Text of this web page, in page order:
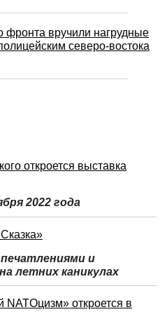
фронта вручили нагрудные
северо-востока
откроется выставка
2022 года
и
летних каникулах
откроется в